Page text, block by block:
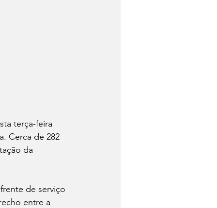
terça-feira
Cerca de 282
da
de serviço
entre a